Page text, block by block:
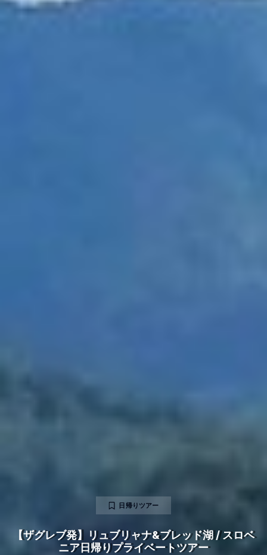
日帰りツアー
【ザグレブ発】リュブリャナ&ブレッド湖 / スロベ
ニア日帰りプライベートツアー